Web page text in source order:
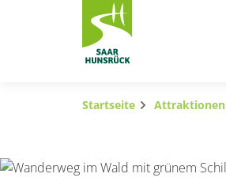
Zum Hauptinhalt springen
Startseite Attraktionen